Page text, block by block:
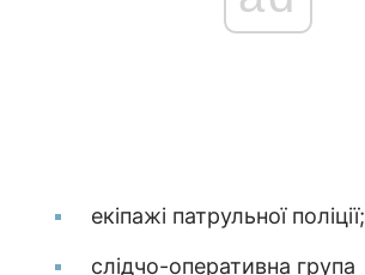
екіпажі патрульної поліції;
слідчо-оперативна група